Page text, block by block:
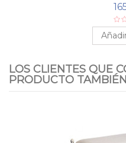
LOS CLIENTES QUE
PRODUCTO